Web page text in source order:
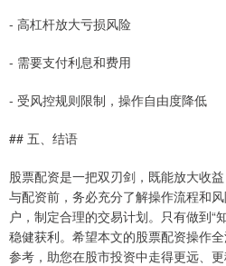
- 高杠杆放大亏损风险
- 需要支付利息和费用
- 受风控规则限制，操作自由度降低
## 五、结语
股票配资是一把双刃剑，既能放大收
与配资前，务必充分了解操作流程和
户，制定合理的交易计划。只有做到“
稳健获利。希望本文的股票配资操作
参考，助您在股市投资中走得更远、更